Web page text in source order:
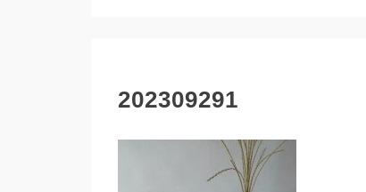
202309291